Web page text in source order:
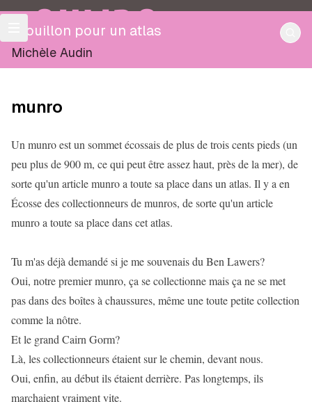
OULIPO
Brouillon pour un atlas
Michèle Audin
munro
Un munro est un sommet écossais de plus de trois cents pieds (un
peu plus de 900 m, ce qui peut être assez haut, près de la mer), de
sorte qu'un article munro a toute sa place dans un atlas. Il y a en
Écosse des collectionneurs de munros, de sorte qu'un article
munro a toute sa place dans cet atlas.
Tu m'as déjà demandé si je me souvenais du Ben Lawers?
Oui, notre premier munro, ça se collectionne mais ça ne se met
pas dans des boîtes à chaussures, même une toute petite collection
comme la nôtre.
Et le grand Cairn Gorm?
Là, les collectionneurs étaient sur le chemin, devant nous.
Oui, enfin, au début ils étaient derrière. Pas longtemps, ils
marchaient vraiment vite.